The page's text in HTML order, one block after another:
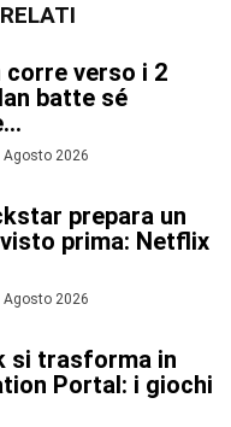
corre verso i 2
batte sé
Agosto 2026
prepara un
prima: Netflix
Agosto 2026
si trasforma in
Portal: i giochi